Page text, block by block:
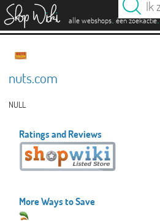
alle webshops. één zoekactie.
nuts.com
NULL
Ratings and Reviews
More Ways to Save